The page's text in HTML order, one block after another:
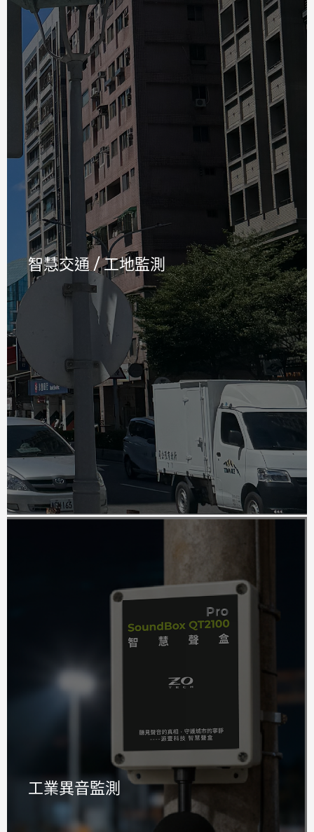
智慧交通 / 工地監測
部署於路口或重要路段，可自動識別車流噪音、違規
鳴笛事件並進行統計分析。同時，亦能應用於工地，
進行施工聲音辨識與分貝監測，並在超標時自動發送
告警與錄音存證，有效監控施工時段合規性。系統可
結合 GIS 平台產生噪音熱點圖，協助城市規劃單位
制定降噪策略與執法依據，並可與環保局系統整合進
行即時通報，不僅提供交通管理決策參考，更能協助
工地管理與鄰里糾紛處理。
工業異音監測
音。當 AI 模型偵測到異常聲紋時,立即發送告警通知
維護人員,實現預兆維護策略。相較於傳統振動感測
器,聲音監測能夠更早期發現潛在故障徵兆,降低設備
停機風險與維修成本。系統可整合既有的 SCADA
或 MES 系統,提供完整的設備健康監測方案。